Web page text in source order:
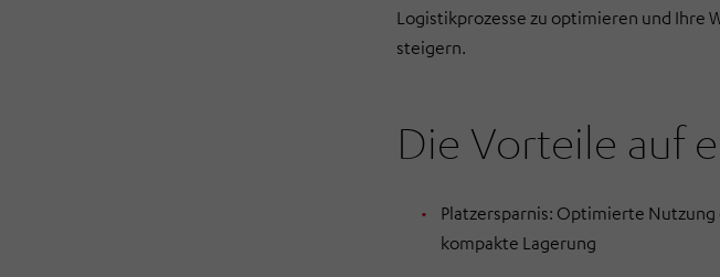
Logistikprozesse zu optimieren und Ihre
steigern.
Die Vorteile auf
Platzersparnis: Optimierte Nutzung
kompakte Lagerung